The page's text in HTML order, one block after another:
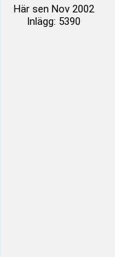
Här sen Nov 2002
Inlägg: 5390